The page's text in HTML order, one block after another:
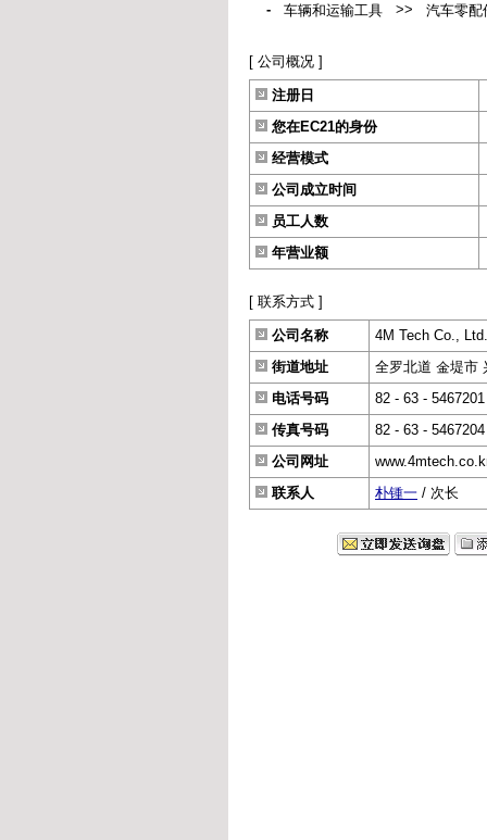
- 车辆和运输工具 >> 汽车零配
[ 公司概况 ]
注册日
您在EC21的身份
经营模式
公司成立时间
员工人数
年营业额
[ 联系方式 ]
公司名称
4M Tech Co., Ltd.
街道地址
全罗北道 金堤市
电话号码
82 - 63 - 5467201
传真号码
82 - 63 - 5467204
公司网址
联系人
朴锺一 / 次长